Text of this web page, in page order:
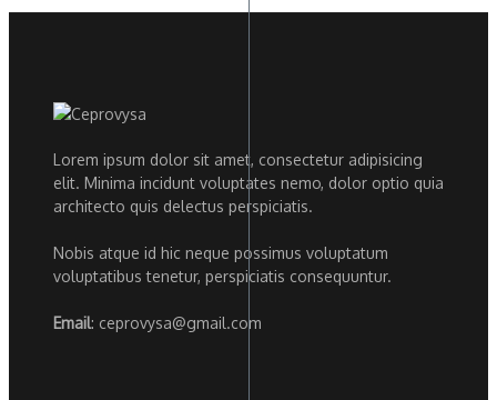
Lorem ipsum dolor sit amet, consectetur adipisicing
elit. Minima incidunt voluptates nemo, dolor optio quia
architecto quis delectus perspiciatis.
Nobis atque id hic neque possimus voluptatum
voluptatibus tenetur, perspiciatis consequuntur.
Email: ceprovysa@gmail.com